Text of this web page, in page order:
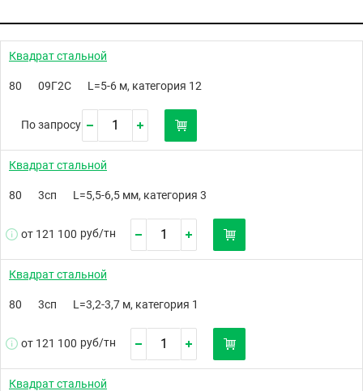
Квадрат стальной
80 09Г2С L=5-6 м, категория 12
По запросу
Квадрат стальной
80 3сп L=5,5-6,5 мм, категория 3
от 121 100 руб/тн
Квадрат стальной
80 3сп L=3,2-3,7 м, категория 1
от 121 100 руб/тн
Квадрат стальной